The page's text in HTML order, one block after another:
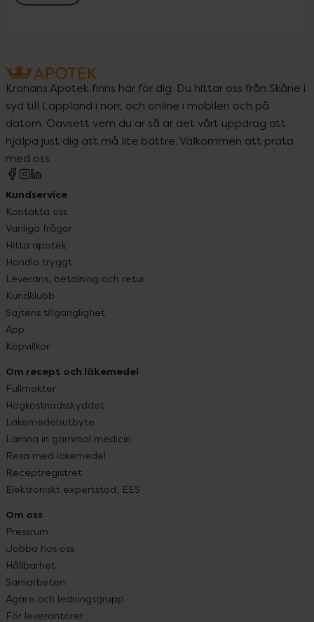
Kronans Apotek finns här för dig. Du hittar oss från Skåne i
syd till Lappland i norr, och online i mobilen och på
datorn. Oavsett vem du är så är det vårt uppdrag att
hjälpa just dig att må lite bättre. Välkommen att prata
med oss.
Kundservice
Kontakta oss
Vanliga frågor
Hitta apotek
Handla tryggt
Leverans, betalning och retur
Kundklubb
Sajtens tillgänglighet
App
Köpvillkor
Om recept och läkemedel
Fullmakter
Högkostnadsskyddet
Läkemedelsutbyte
Lämna in gammal medicin
Resa med läkemedel
Receptregistret
Elektroniskt expertstöd, EES
Om oss
Pressrum
Jobba hos oss
Hållbarhet
Samarbeten
Ägare och ledningsgrupp
För leverantörer